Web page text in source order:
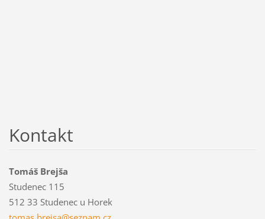
Kontakt
Tomáš Brejša
Studenec 115
512 33 Studenec u Horek